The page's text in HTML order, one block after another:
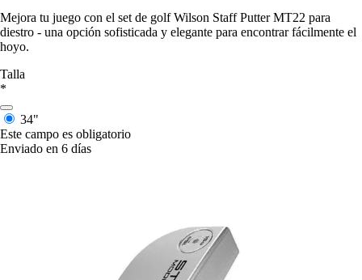
Mejora tu juego con el set de golf Wilson Staff Putter MT22 para
diestro - una opción sofisticada y elegante para encontrar fácilmente el
hoyo.
Talla
*
34"
Este campo es obligatorio
Enviado en 6 días